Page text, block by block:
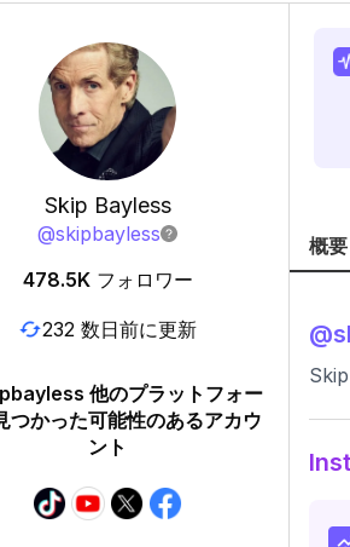
Skip Bayless
@skipbayless
478.5K フォロワー
232 数日前に更新
他のプラットフォー
つかった可能性のあるアカウ
ント
概要
@